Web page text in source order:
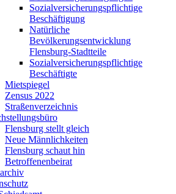
Sozialversicherungspflichtige
Beschäftigung
Natürliche
Bevölkerungsentwicklung
Flensburg-Stadtteile
Sozialversicherungspflichtige
Beschäftigte
Mietspiegel
Zensus 2022
Straßenverzeichnis
Flensburg stellt gleich
Neue Männlichkeiten
Flensburg schaut hin
Betroffenenbeirat